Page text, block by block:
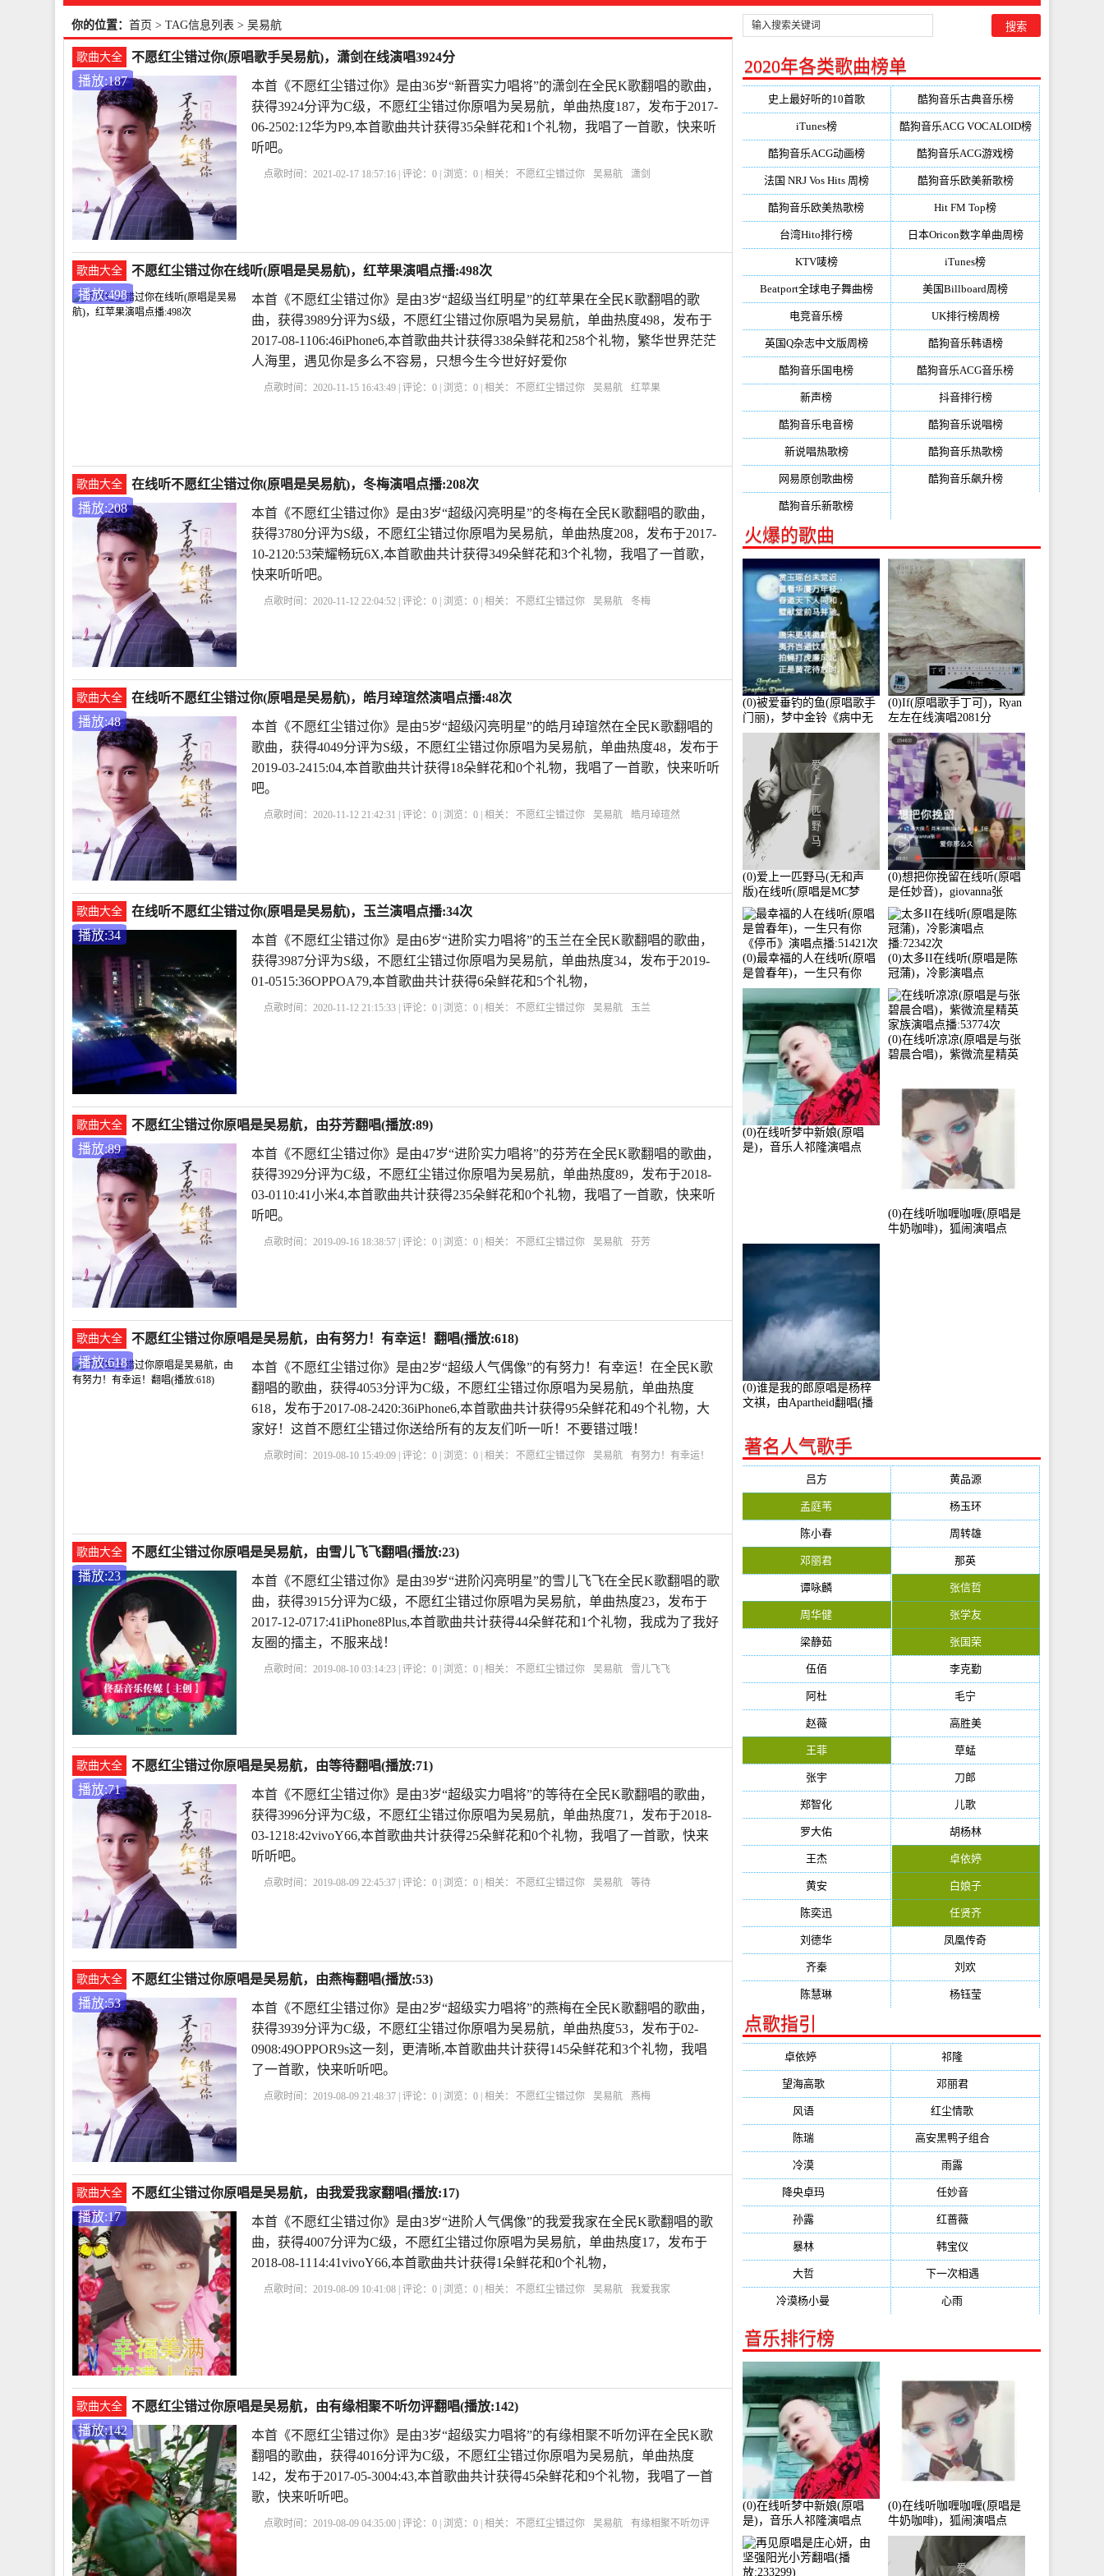
你的位置： 首页 > TAG信息列表 > 吴易航
歌曲大全
不愿红尘错过你(原唱歌手吴易航)，潇剑在线演唱3924分
播放:187
本首《不愿红尘错过你》是由36岁“新晋实力唱将”的潇剑在全民K歌翻唱的歌曲，
获得3924分评为C级，不愿红尘错过你原唱为吴易航，单曲热度187，发布于2017-
06-2502:12华为P9,本首歌曲共计获得35朵鲜花和1个礼物，我唱了一首歌，快来听
听吧。
点歌时间：2021-02-17 18:57:16 | 评论：0 | 浏览：0 | 相关： 不愿红尘错过你 吴易航 潇剑
歌曲大全
不愿红尘错过你在线听(原唱是吴易航)，红苹果演唱点播:498次
播放:498
本首《不愿红尘错过你》是由3岁“超级当红明星”的红苹果在全民K歌翻唱的歌
曲，获得3989分评为S级，不愿红尘错过你原唱为吴易航，单曲热度498，发布于
2017-08-1106:46iPhone6,本首歌曲共计获得338朵鲜花和258个礼物，繁华世界茫茫
人海里，遇见你是多么不容易，只想今生今世好好爱你
点歌时间：2020-11-15 16:43:49 | 评论：0 | 浏览：0 | 相关： 不愿红尘错过你 吴易航 红苹果
歌曲大全
在线听不愿红尘错过你(原唱是吴易航)，冬梅演唱点播:208次
播放:208
本首《不愿红尘错过你》是由3岁“超级闪亮明星”的冬梅在全民K歌翻唱的歌曲，
获得3780分评为S级，不愿红尘错过你原唱为吴易航，单曲热度208，发布于2017-
10-2120:53荣耀畅玩6X,本首歌曲共计获得349朵鲜花和3个礼物，我唱了一首歌，
快来听听吧。
点歌时间：2020-11-12 22:04:52 | 评论：0 | 浏览：0 | 相关： 不愿红尘错过你 吴易航 冬梅
歌曲大全
在线听不愿红尘错过你(原唱是吴易航)，皓月琸瑄然演唱点播:48次
播放:48
本首《不愿红尘错过你》是由5岁“超级闪亮明星”的皓月琸瑄然在全民K歌翻唱的
歌曲，获得4049分评为S级，不愿红尘错过你原唱为吴易航，单曲热度48，发布于
2019-03-2415:04,本首歌曲共计获得18朵鲜花和0个礼物，我唱了一首歌，快来听听
吧。
点歌时间：2020-11-12 21:42:31 | 评论：0 | 浏览：0 | 相关： 不愿红尘错过你 吴易航 皓月琸瑄然
歌曲大全
在线听不愿红尘错过你(原唱是吴易航)，玉兰演唱点播:34次
播放:34
本首《不愿红尘错过你》是由6岁“进阶实力唱将”的玉兰在全民K歌翻唱的歌曲，
获得3987分评为S级，不愿红尘错过你原唱为吴易航，单曲热度34，发布于2019-
01-0515:36OPPOA79,本首歌曲共计获得6朵鲜花和5个礼物，
点歌时间：2020-11-12 21:15:33 | 评论：0 | 浏览：0 | 相关： 不愿红尘错过你 吴易航 玉兰
歌曲大全
不愿红尘错过你原唱是吴易航，由芬芳翻唱(播放:89)
播放:89
本首《不愿红尘错过你》是由47岁“进阶实力唱将”的芬芳在全民K歌翻唱的歌曲，
获得3929分评为C级，不愿红尘错过你原唱为吴易航，单曲热度89，发布于2018-
03-0110:41小米4,本首歌曲共计获得235朵鲜花和0个礼物，我唱了一首歌，快来听
听吧。
点歌时间：2019-09-16 18:38:57 | 评论：0 | 浏览：0 | 相关： 不愿红尘错过你 吴易航 芬芳
歌曲大全
不愿红尘错过你原唱是吴易航，由有努力！有幸运！翻唱(播放:618)
播放:618
本首《不愿红尘错过你》是由2岁“超级人气偶像”的有努力！有幸运！在全民K歌
翻唱的歌曲，获得4053分评为C级，不愿红尘错过你原唱为吴易航，单曲热度
618，发布于2017-08-2420:36iPhone6,本首歌曲共计获得95朵鲜花和49个礼物，大
家好！这首不愿红尘错过你送给所有的友友们听一听！不要错过哦！
点歌时间：2019-08-10 15:49:09 | 评论：0 | 浏览：0 | 相关： 不愿红尘错过你 吴易航 有努力！有幸运！
歌曲大全
不愿红尘错过你原唱是吴易航，由雪儿飞飞翻唱(播放:23)
播放:23
本首《不愿红尘错过你》是由39岁“进阶闪亮明星”的雪儿飞飞在全民K歌翻唱的歌
曲，获得3915分评为C级，不愿红尘错过你原唱为吴易航，单曲热度23，发布于
2017-12-0717:41iPhone8Plus,本首歌曲共计获得44朵鲜花和1个礼物，我成为了我好
友圈的擂主，不服来战！
点歌时间：2019-08-10 03:14:23 | 评论：0 | 浏览：0 | 相关： 不愿红尘错过你 吴易航 雪儿飞飞
歌曲大全
不愿红尘错过你原唱是吴易航，由等待翻唱(播放:71)
播放:71
本首《不愿红尘错过你》是由3岁“超级实力唱将”的等待在全民K歌翻唱的歌曲，
获得3996分评为C级，不愿红尘错过你原唱为吴易航，单曲热度71，发布于2018-
03-1218:42vivoY66,本首歌曲共计获得25朵鲜花和0个礼物，我唱了一首歌，快来
听听吧。
点歌时间：2019-08-09 22:45:37 | 评论：0 | 浏览：0 | 相关： 不愿红尘错过你 吴易航 等待
歌曲大全
不愿红尘错过你原唱是吴易航，由燕梅翻唱(播放:53)
播放:53
本首《不愿红尘错过你》是由2岁“超级实力唱将”的燕梅在全民K歌翻唱的歌曲，
获得3939分评为C级，不愿红尘错过你原唱为吴易航，单曲热度53，发布于02-
0908:49OPPOR9s这一刻，更清晰,本首歌曲共计获得145朵鲜花和3个礼物，我唱
了一首歌，快来听听吧。
点歌时间：2019-08-09 21:48:37 | 评论：0 | 浏览：0 | 相关： 不愿红尘错过你 吴易航 燕梅
歌曲大全
不愿红尘错过你原唱是吴易航，由我爱我家翻唱(播放:17)
播放:17
本首《不愿红尘错过你》是由3岁“进阶人气偶像”的我爱我家在全民K歌翻唱的歌
曲，获得4007分评为C级，不愿红尘错过你原唱为吴易航，单曲热度17，发布于
2018-08-1114:41vivoY66,本首歌曲共计获得1朵鲜花和0个礼物，
点歌时间：2019-08-09 10:41:08 | 评论：0 | 浏览：0 | 相关： 不愿红尘错过你 吴易航 我爱我家
歌曲大全
不愿红尘错过你原唱是吴易航，由有缘相聚不听勿评翻唱(播放:142)
播放:142
本首《不愿红尘错过你》是由3岁“超级实力唱将”的有缘相聚不听勿评在全民K歌
翻唱的歌曲，获得4016分评为C级，不愿红尘错过你原唱为吴易航，单曲热度
142，发布于2017-05-3004:43,本首歌曲共计获得45朵鲜花和9个礼物，我唱了一首
歌，快来听听吧。
点歌时间：2019-08-09 04:35:00 | 评论：0 | 浏览：0 | 相关： 不愿红尘错过你 吴易航 有缘相聚不听勿评
2020年各类歌曲榜单
史上最好听的10首歌 酷狗音乐古典音乐榜
iTunes榜 酷狗音乐ACG VOCALOID榜
酷狗音乐ACG动画榜 酷狗音乐ACG游戏榜
法国 NRJ Vos Hits 周榜 酷狗音乐欧美新歌榜
酷狗音乐欧美热歌榜 Hit FM Top榜
台湾Hito排行榜 日本Oricon数字单曲周榜
KTV唛榜 iTunes榜
Beatport全球电子舞曲榜 美国Billboard周榜
电竞音乐榜 UK排行榜周榜
英国Q杂志中文版周榜 酷狗音乐韩语榜
酷狗音乐国电榜 酷狗音乐ACG音乐榜
新声榜 抖音排行榜
酷狗音乐电音榜 酷狗音乐说唱榜
新说唱热歌榜 酷狗音乐热歌榜
网易原创歌曲榜 酷狗音乐飙升榜
酷狗音乐新歌榜
火爆的歌曲
(0)被爱垂钓的鱼(原唱歌手
门丽)，梦中金铃《病中无
法回复大家》在线演唱
3586分
(0)If(原唱歌手丁可)，Ryan
左左在线演唱2081分
(0)爱上一匹野马(无和声
版)在线听(原唱是MC梦
柯)，冰鑫Asce演唱点
播:178815次
(0)想把你挽留在线听(原唱
是任妙音)，giovanna张
【任96】演唱点播:60173次
(0)最幸福的人在线听(原唱
是曾春年)，一生只有你
《停币》演唱点播:51421次
(0)太多II在线听(原唱是陈
冠蒲)，冷影演唱点
播:72342次
(0)在线听梦中新娘(原唱
是)，音乐人祁隆演唱点
(0)在线听凉凉(原唱是与张
碧晨合唱)，紫微流星精英
(0)在线听咖喱咖喱(原唱是
牛奶咖啡)，狐闹演唱点
(0)谁是我的郎原唱是杨梓
文祺，由Apartheid翻唱(播
著名人气歌手
吕方 黄品源
孟庭苇 杨玉环
陈小春 周转雄
邓丽君 那英
谭咏麟 张信哲
周华健 张学友
梁静茹 张国荣
伍佰 李克勤
阿杜 毛宁
赵薇 高胜美
王菲 草蜢
张宇 刀郎
郑智化 儿歌
罗大佑 胡杨林
王杰 卓依婷
黄安 白娘子
陈奕迅 任贤齐
刘德华 凤凰传奇
齐秦 刘欢
陈慧琳 杨钰莹
点歌指引
卓依婷(1378) 祁隆
望海高歌(601) 邓丽君(555)
风语(543) 红尘情歌
陈瑞(459) 高安黑鸭子组合(388)
冷漠(355) 雨露
降央卓玛(347) 任妙音(321)
孙露(321) 红蔷薇(311)
暴林(304) 韩宝仪
大哲(247) 下一次相遇
冷漠杨小曼 心雨
音乐排行榜
(0)在线听梦中新娘(原唱
是)，音乐人祁隆演唱点
播:2713192次
(0)在线听咖喱咖喱(原唱是
牛奶咖啡)，狐闹演唱点
播:287579次